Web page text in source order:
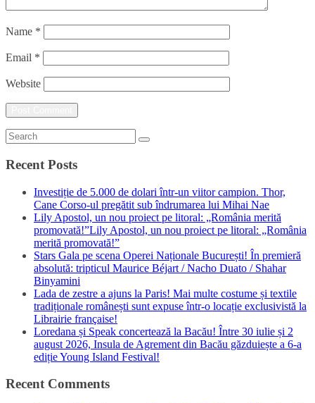
Name *
Email *
Website
Recent Posts
Investiție de 5.000 de dolari într-un viitor campion. Thor,
Cane Corso-ul pregătit sub îndrumarea lui Mihai Nae
Lily Apostol, un nou proiect pe litoral: „România merită
promovată!”Lily Apostol, un nou proiect pe litoral: „România
merită promovată!”
Stars Gala pe scena Operei Naționale București! În premieră
absolută: tripticul Maurice Béjart / Nacho Duato / Shahar
Binyamini
Lada de zestre a ajuns la Paris! Mai multe costume și textile
tradiționale românești sunt expuse într-o locație exclusivistă la
Librairie française!
Loredana și Speak concertează la Bacău! Între 30 iulie și 2
august 2026, Insula de Agrement din Bacău găzduiește a 6-a
ediție Young Island Festival!
Recent Comments